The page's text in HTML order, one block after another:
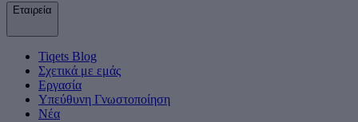
Εταιρεία
Tiqets Βlog
Σχετικά με εμάς
Εργασία
Υπεύθυνη Γνωστοποίηση
Νέα